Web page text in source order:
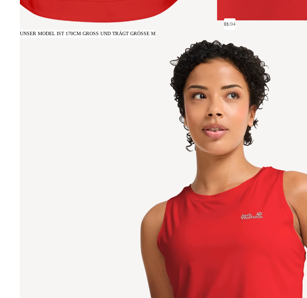
01/04
UNSER MODEL IST 170CM GROSS UND TRÄGT GRÖSSE M